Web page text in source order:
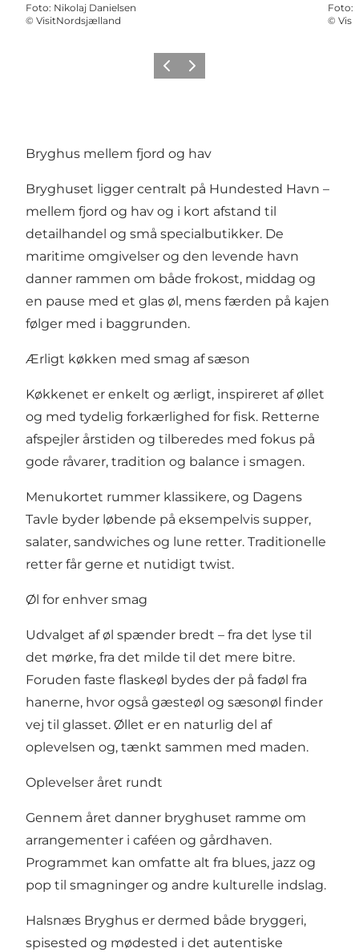
Foto: Nikolaj Danielsen
© VisitNordsjælland
Foto:
©
ForrigeNæste
Bryghus mellem fjord og hav
Bryghuset ligger centralt på Hundested Havn –
mellem fjord og hav og i kort afstand til
detailhandel og små specialbutikker. De
maritime omgivelser og den levende havn
danner rammen om både frokost, middag og
en pause med et glas øl, mens færden på kajen
følger med i baggrunden.
Ærligt køkken med smag af sæson
Køkkenet er enkelt og ærligt, inspireret af øllet
og med tydelig forkærlighed for fisk. Retterne
afspejler årstiden og tilberedes med fokus på
gode råvarer, tradition og balance i smagen.
Menukortet rummer klassikere, og Dagens
Tavle byder løbende på eksempelvis supper,
salater, sandwiches og lune retter. Traditionelle
retter får gerne et nutidigt twist.
Øl for enhver smag
Udvalget af øl spænder bredt – fra det lyse til
det mørke, fra det milde til det mere bitre.
Foruden faste flaskeøl bydes der på fadøl fra
hanerne, hvor også gæsteøl og sæsonøl finder
vej til glasset. Øllet er en naturlig del af
oplevelsen og, tænkt sammen med maden.
Oplevelser året rundt
Gennem året danner bryghuset ramme om
arrangementer i caféen og gårdhaven.
Programmet kan omfatte alt fra blues, jazz og
pop til smagninger og andre kulturelle indslag.
Halsnæs Bryghus er dermed både bryggeri,
spisested og mødested i det autentiske